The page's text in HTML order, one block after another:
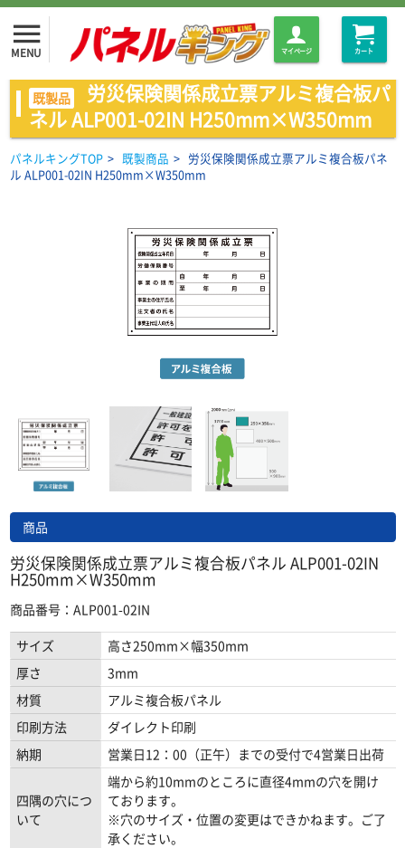
menu
MENU マイページ カート
既製品
労災保険関係成立票アルミ複合板パ
ネル ALP001-02IN H250mm×W350mm
パネルキングTOP > 既製商品 > 労災保険関係成立票アルミ複合板パネ
ル ALP001-02IN H250mm×W350mm
商品
労災保険関係成立票アルミ複合板パネル ALP001-02IN
H250mm×W350mm
商品番号：ALP001-02IN
サイズ
高さ250mm×幅350mm
厚さ
3mm
材質
アルミ複合板パネル
印刷方法
ダイレクト印刷
納期
営業日12：00（正午）までの受付で4営業日出荷
四隅の穴につ
いて
端から約10mmのところに直径4mmの穴を開け
ております。
※穴のサイズ・位置の変更はできかねます。ご了
承ください。